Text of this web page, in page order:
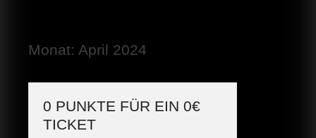
Monat: April 2024
0 PUNKTE FÜR EIN 0€
TICKET